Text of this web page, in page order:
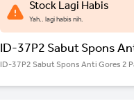
Stock Lagi Habis
Yah.. lagi habis nih.
ID-37P2 Sabut Spons
ID-37P2 Sabut Spons Anti Gores 2